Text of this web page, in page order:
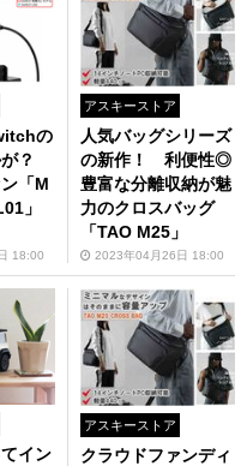
の
が？
「M
」
18:00
アスキーストア
人気バッグシリーズ
の新作！ 利便性◎
豊富な分離収納が魅
力のクロスバッグ
「TAO M25」
2023年04月26日 18:00
イン
アスキーストア
クラウドファンディ